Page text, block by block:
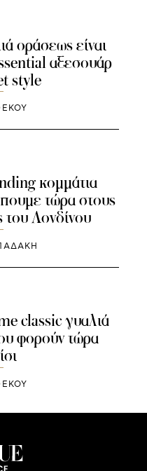
οράσεως είναι
αξεσουάρ
style
κομμάτια
τώρα στους
Λονδίνου
classic γυαλιά
φορούν τώρα